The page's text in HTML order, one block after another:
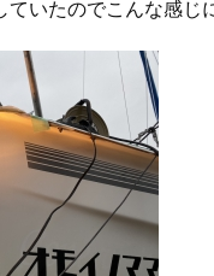
いたのでこんな感じ